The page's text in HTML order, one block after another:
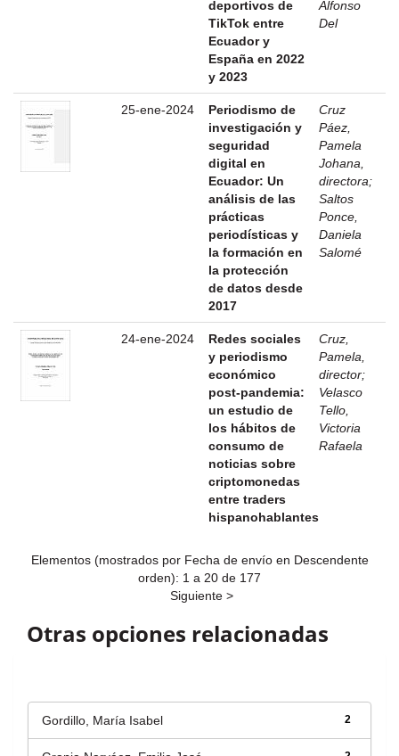
deportivos de
TikTok entre
Ecuador y
España en 2022
y 2023
Alfonso
Del
25-ene-2024
Periodismo de
investigación y
seguridad
digital en
Ecuador: Un
análisis de las
prácticas
periodísticas y
la formación en
la protección
de datos desde
2017
Cruz
Páez,
Pamela
Johana,
directora;
Saltos
Ponce,
Daniela
Salomé
24-ene-2024
Redes sociales
y periodismo
económico
post-pandemia:
un estudio de
los hábitos de
consumo de
noticias sobre
criptomonedas
entre traders
hispanohablantes
Cruz,
Pamela,
director;
Velasco
Tello,
Victoria
Rafaela
Elementos (mostrados por Fecha de envío en Descendente
orden): 1 a 20 de 177
Siguiente >
Otras opciones relacionadas
2
Gordillo, María Isabel